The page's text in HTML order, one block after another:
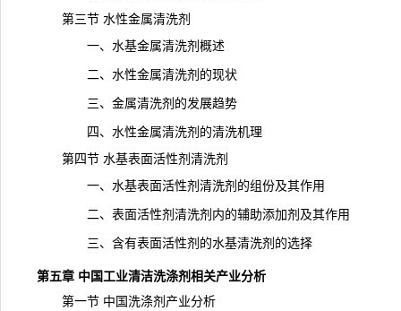
第三节 水性金属清洗剂
一、水基金属清洗剂概述
二、水性金属清洗剂的现状
三、金属清洗剂的发展趋势
四、水性金属清洗剂的清洗机理
第四节 水基表面活性剂清洗剂
一、水基表面活性剂清洗剂的组份及其作用
二、表面活性剂清洗剂内的辅助添加剂及其作用
三、含有表面活性剂的水基清洗剂的选择
第五章 中国工业清洁洗涤剂相关产业分析
第一节 中国洗涤剂产业分析